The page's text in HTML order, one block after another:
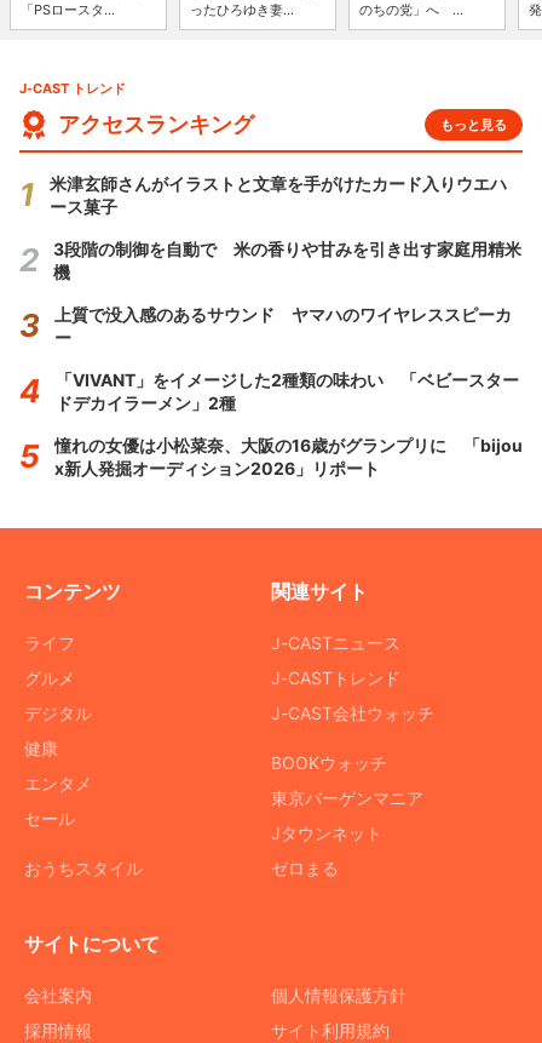
「PSロースタ...
ったひろゆき妻...
のちの党」へ ...
J-CAST トレンド
アクセスランキング もっと見る
米津玄師さんがイラストと文章を手がけたカード入りウエハ
ース菓子
3段階の制御を自動で 米の香りや甘みを引き出す家庭用精米
機
上質で没入感のあるサウンド ヤマハのワイヤレススピーカ
ー
「VIVANT」をイメージした2種類の味わい 「ベビースター
ドデカイラーメン」2種
憧れの女優は小松菜奈、大阪の16歳がグランプリに 「bijou
x新人発掘オーディション2026」リポート
コンテンツ
ライフ
グルメ
デジタル
健康
エンタメ
セール
おうちスタイル
関連サイト
J-CASTニュース
J-CASTトレンド
J-CAST会社ウォッチ
BOOKウォッチ
東京バーゲンマニア
Jタウンネット
ゼロまる
サイトについて
会社案内
採用情報
個人情報保護方針
サイト利用規約